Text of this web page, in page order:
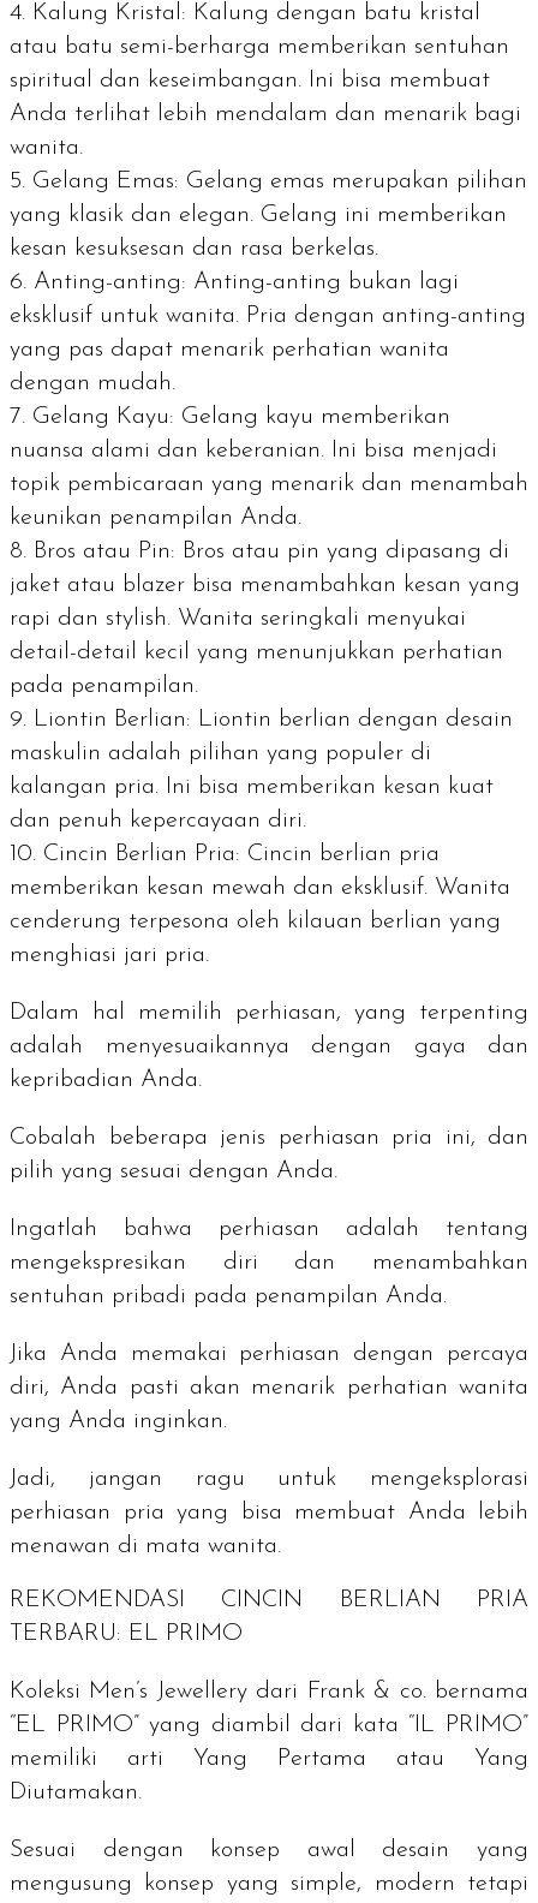
Kalung Kristal: Kalung dengan batu kristal
atau batu semi-berharga memberikan sentuhan
spiritual dan keseimbangan. Ini bisa membuat
Anda terlihat lebih mendalam dan menarik bagi
wanita.
Gelang Emas: Gelang emas merupakan pilihan
yang klasik dan elegan. Gelang ini memberikan
kesan kesuksesan dan rasa berkelas.
Anting-anting: Anting-anting bukan lagi
eksklusif untuk wanita. Pria dengan anting-anting
yang pas dapat menarik perhatian wanita
dengan mudah.
Gelang Kayu: Gelang kayu memberikan
nuansa alami dan keberanian. Ini bisa menjadi
topik pembicaraan yang menarik dan menambah
keunikan penampilan Anda.
Bros atau Pin: Bros atau pin yang dipasang di
jaket atau blazer bisa menambahkan kesan yang
rapi dan stylish. Wanita seringkali menyukai
detail-detail kecil yang menunjukkan perhatian
pada penampilan.
Liontin Berlian: Liontin berlian dengan desain
maskulin adalah pilihan yang populer di
kalangan pria. Ini bisa memberikan kesan kuat
dan penuh kepercayaan diri.
Cincin Berlian Pria: Cincin berlian pria
memberikan kesan mewah dan eksklusif. Wanita
cenderung terpesona oleh kilauan berlian yang
menghiasi jari pria.
Dalam hal memilih perhiasan, yang terpenting
adalah menyesuaikannya dengan gaya dan
kepribadian Anda.
Cobalah beberapa jenis perhiasan pria ini, dan
pilih yang sesuai dengan Anda.
Ingatlah bahwa perhiasan adalah tentang
mengekspresikan diri dan menambahkan
sentuhan pribadi pada penampilan Anda.
Jika Anda memakai perhiasan dengan percaya
diri, Anda pasti akan menarik perhatian wanita
yang Anda inginkan.
Jadi, jangan ragu untuk mengeksplorasi
perhiasan pria yang bisa membuat Anda lebih
menawan di mata wanita.
REKOMENDASI CINCIN BERLIAN PRIA
TERBARU: EL PRIMO
Koleksi Men’s Jewellery dari Frank & co. bernama
“EL PRIMO” yang diambil dari kata “IL PRIMO”
memiliki arti Yang Pertama atau Yang
Diutamakan.
Sesuai dengan konsep awal desain yang
mengusung konsep yang simple, modern tetapi